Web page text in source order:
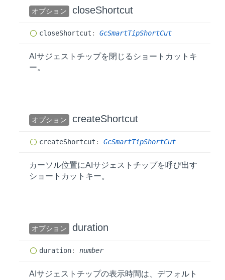
オプション closeShortcut
closeShortcut : GcSmartTipShortCut
AIサジェストチップを閉じるショートカットキ
ー。
オプション createShortcut
createShortcut : GcSmartTipShortCut
カーソル位置にAIサジェストチップを呼び出す
ショートカットキー。
オプション duration
duration: number
AIサジェストチップの表示時間は、デフォルト